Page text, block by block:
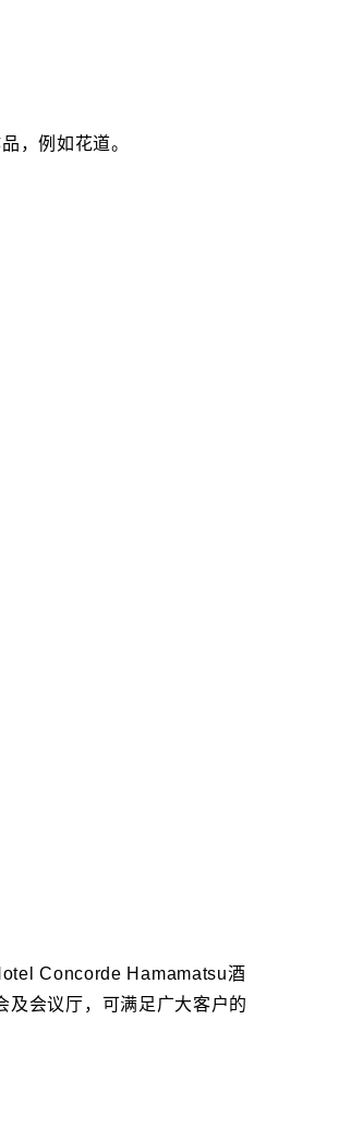
，例如花道。
Concorde Hamamatsu酒
及会议厅，可满足广大客户的